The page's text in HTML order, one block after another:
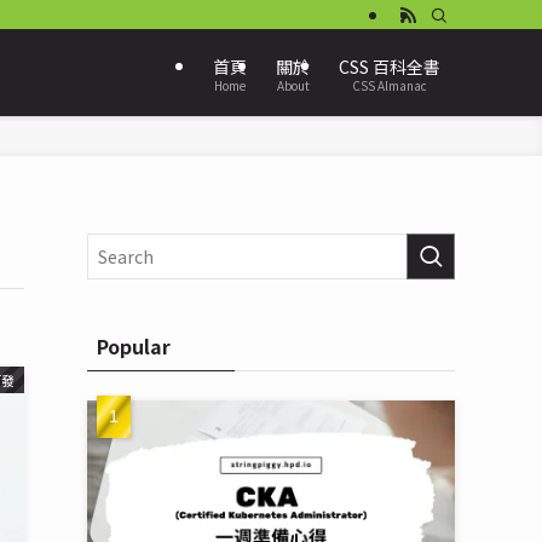
首頁
Home
關於
About
CSS 百科全書
CSS Almanac
Popular